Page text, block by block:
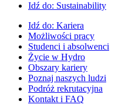
Idź do: Sustainability
Idź do: Kariera
Możliwości pracy
Studenci i absolwenci
Życie w Hydro
Obszary kariery
Poznaj naszych ludzi
Podróż rekrutacyjna
Kontakt i FAQ